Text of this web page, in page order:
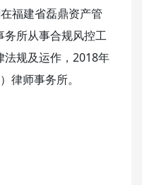
福建省磊鼎资产管
务所从事合规风控工
法规及运作，2018年
律师事务所。